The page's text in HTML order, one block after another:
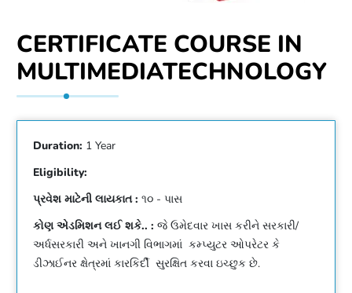
CERTIFICATE COURSE IN
MULTIMEDIATECHNOLOGY
Duration: 1 Year
Eligibility:
પ્રવેશ માટેની લાયકાત : ૧૦ - પાસ
કોણ એડમિશન લઈ શકે.. : જે ઉમેદવાર ખાસ કરીને સરકારી/
અર્ધસરકારી અને ખાનગી વિભાગમાં કમ્પ્યુટર ઓપરેટર કે
ડીઝાઈનર ક્ષેત્રમાં કારકિર્દી સુરક્ષિત કરવા ઇચ્છુક છે.